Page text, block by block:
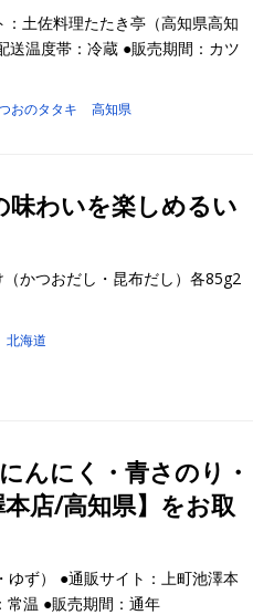
土佐料理たたき亭（高知県高知
温度帯：冷蔵 ●販売期間：カツ
おのタタキ 高知県
わいを楽しめるい
かつおだし・昆布だし）各85g2
北海道
んにく・青さのり・
店/高知県】をお取
ず） ●通販サイト：上町池澤本
常温 ●販売期間：通年